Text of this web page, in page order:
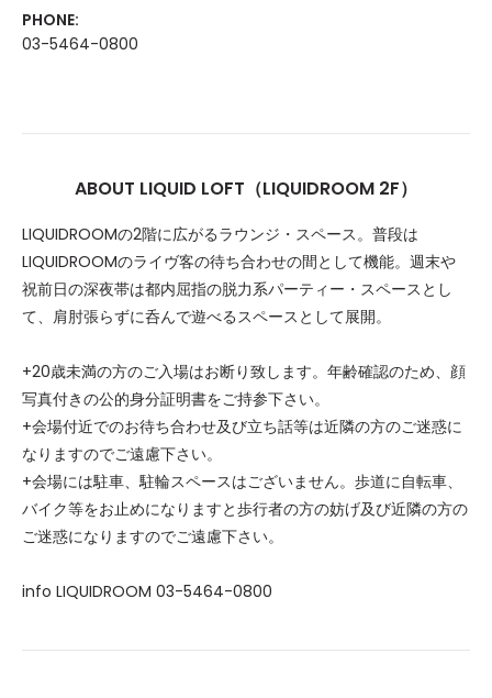
PHONE:
03-5464-0800
ABOUT LIQUID LOFT（LIQUIDROOM 2F）
LIQUIDROOMの2階に広がるラウンジ・スペース。普段は
LIQUIDROOMのライヴ客の待ち合わせの間として機能。週末や
祝前日の深夜帯は都内屈指の脱力系パーティー・スペースとし
て、肩肘張らずに呑んで遊べるスペースとして展開。
+20歳未満の方のご入場はお断り致します。年齢確認のため、顔
写真付きの公的身分証明書をご持参下さい。
+会場付近でのお待ち合わせ及び立ち話等は近隣の方のご迷惑に
なりますのでご遠慮下さい。
+会場には駐車、駐輪スペースはございません。歩道に自転車、
バイク等をお止めになりますと歩行者の方の妨げ及び近隣の方の
ご迷惑になりますのでご遠慮下さい。
info LIQUIDROOM 03-5464-0800